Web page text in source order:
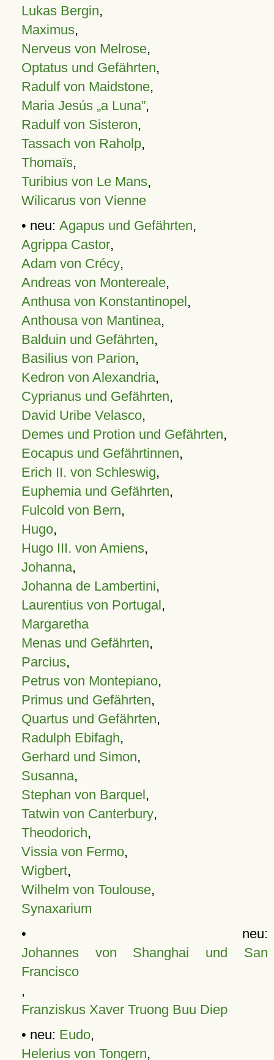
Lukas Bergin,
Maximus,
Nerveus von Melrose,
Optatus und Gefährten,
Radulf von Maidstone,
Maria Jesús „a Luna”,
Radulf von Sisteron,
Tassach von Raholp,
Thomaïs,
Turibius von Le Mans,
Wilicarus von Vienne
• neu: Agapus und Gefährten,
Agrippa Castor,
Adam von Crécy,
Andreas von Montereale,
Anthusa von Konstantinopel,
Anthousa von Mantinea,
Balduin und Gefährten,
Basilius von Parion,
Kedron von Alexandria,
Cyprianus und Gefährten,
David Uribe Velasco,
Demes und Protion und Gefährten,
Eocapus und Gefährtinnen,
Erich II. von Schleswig,
Euphemia und Gefährten,
Fulcold von Bern,
Hugo,
Hugo III. von Amiens,
Johanna,
Johanna de Lambertini,
Laurentius von Portugal,
Margaretha
Menas und Gefährten,
Parcius,
Petrus von Montepiano,
Primus und Gefährten,
Quartus und Gefährten,
Radulph Ebifagh,
Gerhard und Simon,
Susanna,
Stephan von Barquel,
Tatwin von Canterbury,
Theodorich,
Vissia von Fermo,
Wigbert,
Wilhelm von Toulouse,
Synaxarium
• neu:
Johannes von Shanghai und San
Francisco
,
Franziskus Xaver Truong Buu Diep
• neu: Eudo,
Helerius von Tongern,